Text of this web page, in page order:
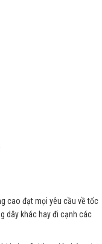
cao đạt mọi yêu cầu về tốc
dây khác hay đi cạnh các